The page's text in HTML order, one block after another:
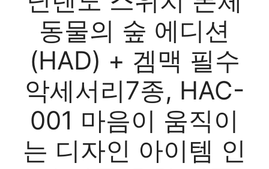
동물의 숲 에디션
(HAD) + 겜맥 필수
악세서리7종, HAC-
001 마음이 움직이
는 디자인 아이템 인